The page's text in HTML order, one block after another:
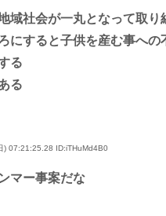
域社会が一丸となって取り
にすると子供を産む事への
る
る
) 07:21:25.28 ID:iTHuMd4B0
マー事案だな